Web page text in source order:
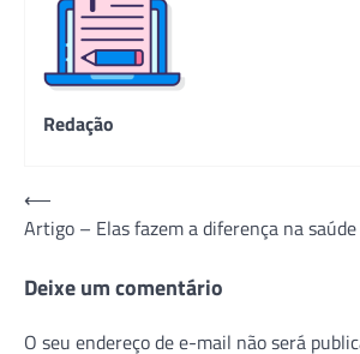
Redação
Navegação
de
Post
⟵
Artigo – Elas fazem a diferença na saúde
Deixe um comentário
O seu endereço de e-mail não será